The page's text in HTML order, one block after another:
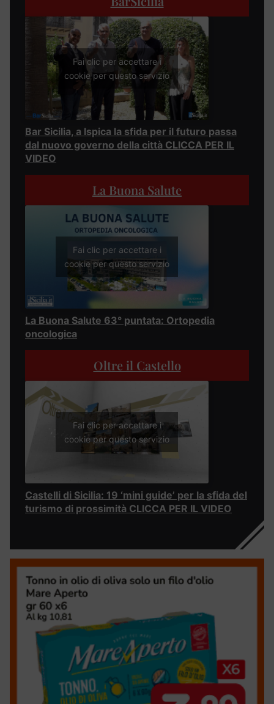
Fai clic per accettare i
cookie per questo servizio
Bar Sicilia, a Ispica la sfida per il futuro passa
dal nuovo governo della città CLICCA PER IL
VIDEO
La Buona Salute
Fai clic per accettare i
cookie per questo servizio
La Buona Salute 63° puntata: Ortopedia
oncologica
Oltre il Castello
Fai clic per accettare i
cookie per questo servizio
Castelli di Sicilia: 19 ‘mini guide’ per la sfida del
turismo di prossimità CLICCA PER IL VIDEO